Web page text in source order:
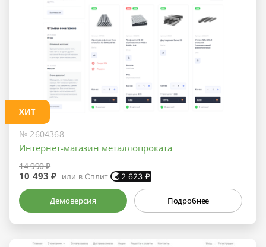
ХИТ
№ 2604368
Интернет-магазин металлопроката
14 990 ₽
10 493 ₽ или в Сплит 2 623₽
Демоверсия Подробнее